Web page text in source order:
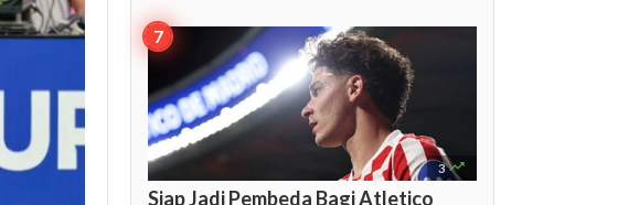
3 
Siap Jadi Pembeda Bagi Atletico